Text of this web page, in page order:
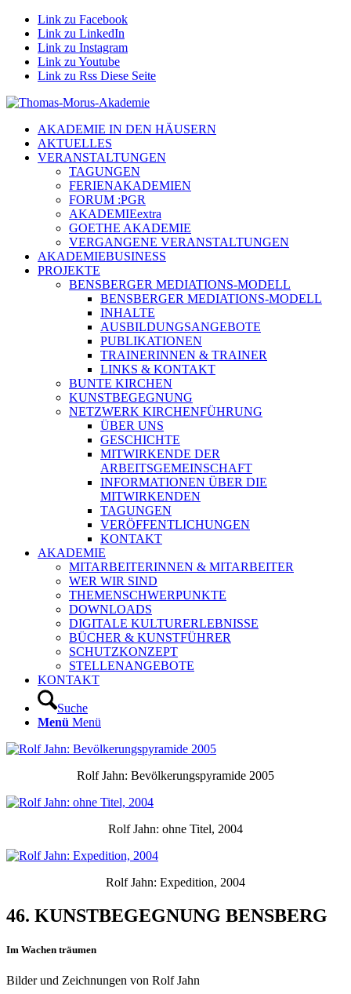
Link zu Facebook
Link zu LinkedIn
Link zu Instagram
Link zu Youtube
Link zu Rss Diese Seite
AKADEMIE IN DEN HÄUSERN
AKTUELLES
VERANSTALTUNGEN
TAGUNGEN
FERIENAKADEMIEN
FORUM :PGR
AKADEMIEextra
GOETHE AKADEMIE
VERGANGENE VERANSTALTUNGEN
AKADEMIEBUSINESS
PROJEKTE
BENSBERGER MEDIATIONS-MODELL
BENSBERGER MEDIATIONS-MODELL
INHALTE
AUSBILDUNGSANGEBOTE
PUBLIKATIONEN
TRAINERINNEN & TRAINER
LINKS & KONTAKT
BUNTE KIRCHEN
KUNSTBEGEGNUNG
NETZWERK KIRCHENFÜHRUNG
ÜBER UNS
GESCHICHTE
MITWIRKENDE DER
ARBEITSGEMEINSCHAFT
INFORMATIONEN ÜBER DIE
MITWIRKENDEN
TAGUNGEN
VERÖFFENTLICHUNGEN
KONTAKT
AKADEMIE
MITARBEITERINNEN & MITARBEITER
WER WIR SIND
THEMENSCHWERPUNKTE
DOWNLOADS
DIGITALE KULTURERLEBNISSE
BÜCHER & KUNSTFÜHRER
SCHUTZKONZEPT
STELLENANGEBOTE
KONTAKT
Suche
Menü Menü
Rolf Jahn: Bevölkerungspyramide 2005
Rolf Jahn: ohne Titel, 2004
Rolf Jahn: Expedition, 2004
46. KUNSTBEGEGNUNG BENSBERG
Im Wachen träumen
Bilder und Zeichnungen von Rolf Jahn